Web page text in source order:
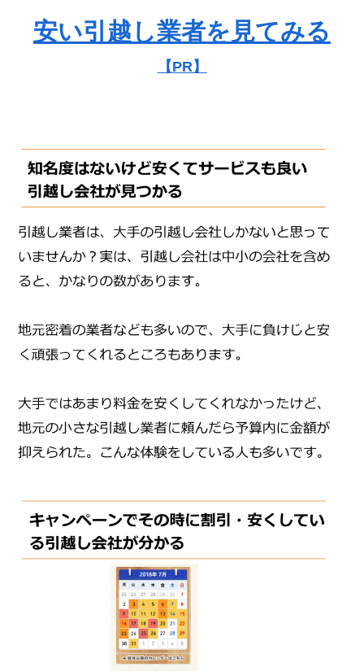
安い引越し業者を見てみる
【PR】